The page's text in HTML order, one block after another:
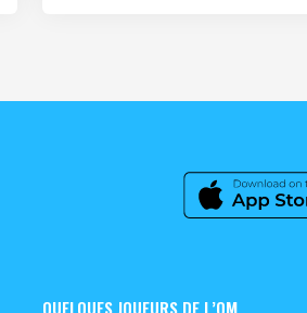
QUELQUES JOUEURS DE L’OM